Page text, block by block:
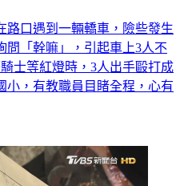
路口遇到一輛轎車，險些發生
問「幹嘛」，引起車上3人不
士等紅燈時，3人出手毆打成
小，有教職員目睹全程，心有